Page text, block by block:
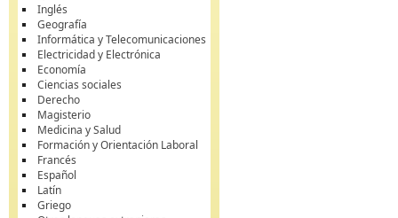
Inglés
Geografía
Informática y Telecomunicaciones
Electricidad y Electrónica
Economía
Ciencias sociales
Derecho
Magisterio
Medicina y Salud
Formación y Orientación Laboral
Francés
Español
Latín
Griego